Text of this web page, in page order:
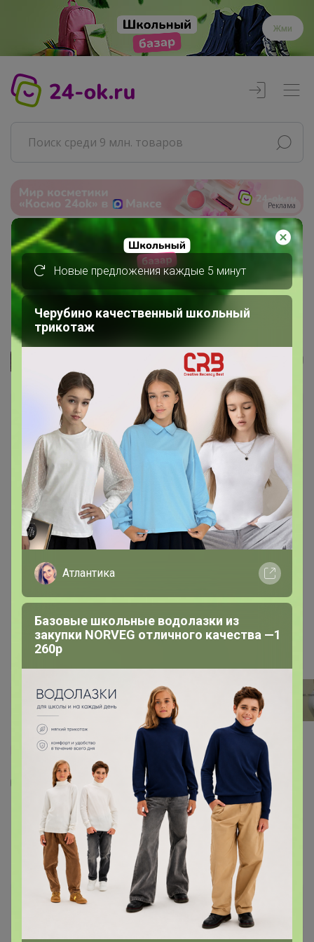
Жми
Реклама
Главная
СЛАДКАЯ
Взрослая одежда. Унисекс /...
Бесшовные трусы AIRism (трусы...
100% оригинал
80
Бесшовные трусы AIRism (трусы с
обычной талией) В НАЛИЧИИ 3XL 1шт
479198
р Орг.
Доставка
Новые предложения каждые 5 минут
Черубино качественный школьный
трикотаж
Атлантика
Базовые школьные водолазки из
закупки NORVEG отличного качества —1
260р